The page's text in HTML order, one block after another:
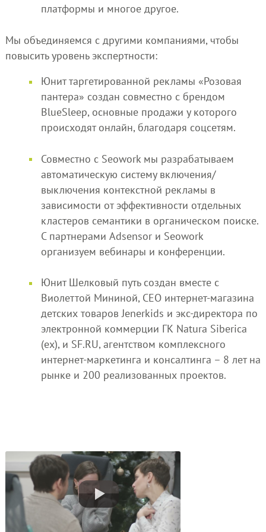
платформы и многое другое.
Мы объединяемся с другими компаниями, чтобы
повысить уровень экспертности:
Юнит таргетированной рекламы «Розовая
пантера» создан совместно с брендом
BlueSleep, основные продажи у которого
происходят онлайн, благодаря соцсетям.
Совместно с Seowork мы разрабатываем
автоматическую систему включения/
выключения контекстной рекламы в
зависимости от эффективности отдельных
кластеров семантики в органическом поиске.
С партнерами Adsensor и Seowork
организуем вебинары и конференции.
Юнит Шелковый путь создан вместе с
Виолеттой Мининой, СЕО интернет-магазина
детских товаров Jenerkids и экс-директора по
электронной коммерции ГК Natura Siberica
(ex), и SF.RU, агентством комплексного
интернет-маркетинга и консалтинга – 8 лет на
рынке и 200 реализованных проектов.